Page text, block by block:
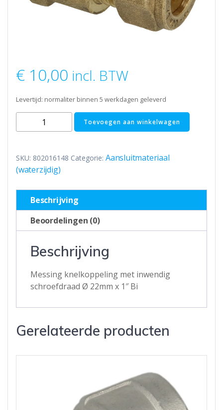
€ 10,00 incl. BTW
Levertijd: normaliter binnen 5 werkdagen geleverd
Messing
knelkoppeling
inwendig
schroefdraad
Ø
22mm
1"
Toevoegen aan winkelwagen
SKU: 802016148 Categorie: Aansluitmateriaal
(waterzijdig)
Beschrijving
Beoordelingen (0)
Beschrijving
Messing knelkoppeling met inwendig
schroefdraad Ø 22mm x 1″ Bi
Gerelateerde producten